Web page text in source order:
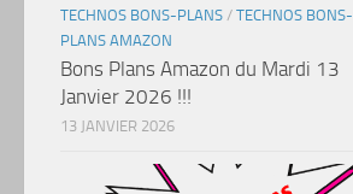
TECHNOS BONS-PLANS / TECHNOS BONS-
PLANS AMAZON
Bons Plans Amazon du Mardi 13
Janvier 2026 !!!
13 JANVIER 2026